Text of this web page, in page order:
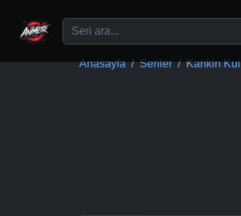
Anasayfa Seriler Kankin